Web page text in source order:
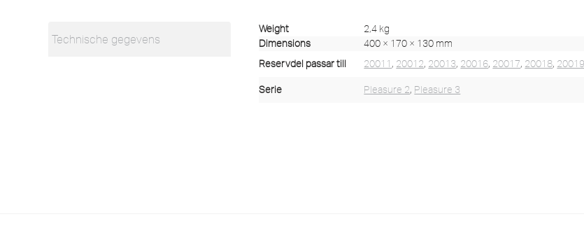
Technische gegevens
Weight
2,4 kg
Dimensions
400 × 170 × 130 mm
Reservdel passar till
20011 , 20012, 20013, 20016, 20017, 20018, 20019
Serie Pleasure 2, Pleasure 3